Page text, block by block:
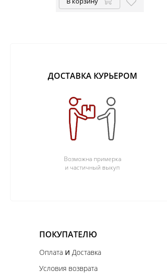
ДОСТАВКА КУРЬЕРОМ
Возможна примерка
и частичный выкуп
ПОКУПАТЕЛЮ
Оплата и Доставка
Условия возврата